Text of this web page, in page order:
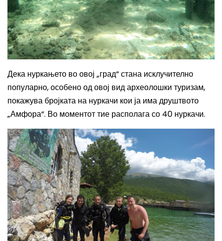
Дека нуркањето во овој „град“ стана исклучително
популарно, особеноодовој вид археолошки туризам,
покажува бројката на нуркачи кои ја има друштвото
„Амфора“. Во моментот тие располага со 40 нуркачи.